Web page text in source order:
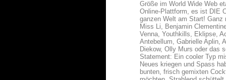
Größe im World Wide Web
Online-Plattform, es ist DIE
ganzen Welt am Start!
Miss Li, Benjamin
Venna, Youthkills, Eklipse,
Antebellum, Gabrielle Aplin,
Diekow, Olly Murs oder das
Statement: Ein cooler Typ
Neues kriegen und Spass
bunten, frisch gemixten